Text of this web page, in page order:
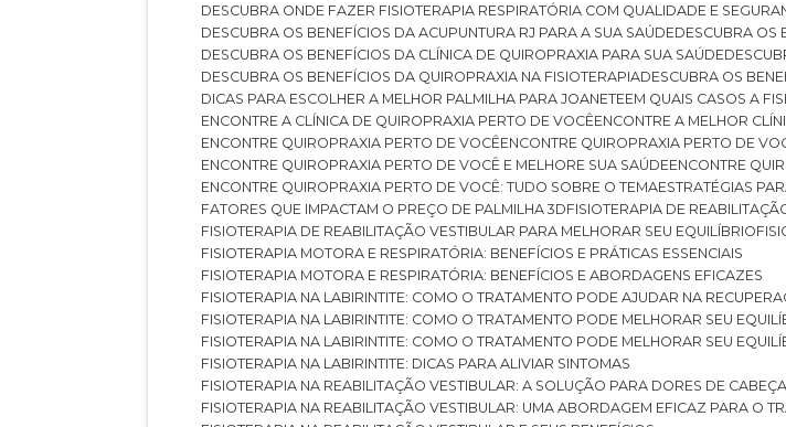
DESCUBRA ONDE FAZER FISIOTERAPIA RESPIRATÓRIA COM QUALIDADE E
DESCUBRA OS BENEFÍCIOS DA ACUPUNTURA RJ PARA A SUA SAÚDE
DESCUBRA
DESCUBRA OS BENEFÍCIOS DA CLÍNICA DE QUIROPRAXIA PARA SUA SAÚDE
DESCUBRA OS BENEFÍCIOS DA QUIROPRAXIA NA FISIOTERAPIA
DESCUBRA OS
DICAS PARA ESCOLHER A MELHOR PALMILHA PARA JOANETE EM QUAIS CASOS A
ENCONTRE A CLÍNICA DE QUIROPRAXIA PERTO DE VOCÊ ENCONTRE A MELHOR
ENCONTRE QUIROPRAXIA PERTO DE VOCÊ ENCONTRE QUIROPRAXIA PERTO DE
ENCONTRE QUIROPRAXIA PERTO DE VOCÊ E MELHORE SUA SAÚDE ENCONTRE
ENCONTRE QUIROPRAXIA PERTO DE VOCÊ: TUDO SOBRE O TEMA ESTRATÉGIAS
FATORES QUE IMPACTAM O PREÇO DE PALMILHA 3D
FISIOTERAPIA DE
FISIOTERAPIA DE REABILITAÇÃO VESTIBULAR PARA MELHORAR SEU EQUILÍBRIO
FISIOTERAPIA MOTORA E RESPIRATÓRIA: BENEFÍCIOS E PRÁTICAS ESSENCIAIS
FISIOTERAPIA MOTORA E RESPIRATÓRIA: BENEFÍCIOS E ABORDAGENS EFICAZES
FISIOTERAPIA NA LABIRINTITE: COMO O TRATAMENTO PODE AJUDAR NA
FISIOTERAPIA NA LABIRINTITE: COMO O TRATAMENTO PODE MELHORAR SEU
FISIOTERAPIA NA LABIRINTITE: COMO O TRATAMENTO PODE MELHORAR SEU
FISIOTERAPIA NA LABIRINTITE: DICAS PARA ALIVIAR SINTOMAS
FISIOTERAPIA NA REABILITAÇÃO VESTIBULAR: A SOLUÇÃO PARA DORES DE
FISIOTERAPIA NA REABILITAÇÃO VESTIBULAR: UMA ABORDAGEM EFICAZ PARA O